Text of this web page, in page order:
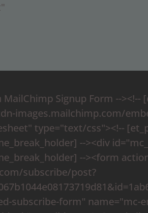
MailChimp Signup Form --
images.mailchimp.com/
type="text/css"><!--
--><div
--><form
subscribe/post?
subscribe-form" name="mc-